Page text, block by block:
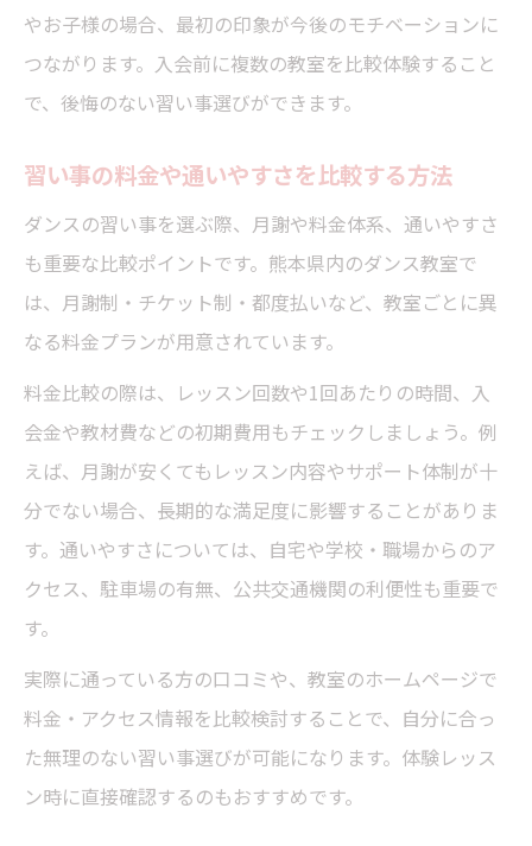
やお子様の場合、最初の印象が今後のモチベーションに
つながります。入会前に複数の教室を比較体験すること
で、後悔のない習い事選びができます。
習い事の料金や通いやすさを比較する方法
ダンスの習い事を選ぶ際、月謝や料金体系、通いやすさ
も重要な比較ポイントです。熊本県内のダンス教室で
は、月謝制・チケット制・都度払いなど、教室ごとに異
なる料金プランが用意されています。
料金比較の際は、レッスン回数や1回あたりの時間、入
会金や教材費などの初期費用もチェックしましょう。例
えば、月謝が安くてもレッスン内容やサポート体制が十
分でない場合、長期的な満足度に影響することがありま
す。通いやすさについては、自宅や学校・職場からのア
クセス、駐車場の有無、公共交通機関の利便性も重要で
す。
実際に通っている方の口コミや、教室のホームページで
料金・アクセス情報を比較検討することで、自分に合っ
た無理のない習い事選びが可能になります。体験レッス
ン時に直接確認するのもおすすめです。